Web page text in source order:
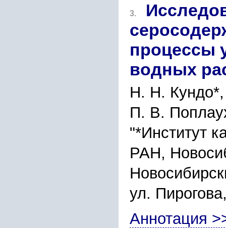
3.
процессы
водных
Н. Н.
П. В.
"*Институт
РАН,
ул.
Аннотация